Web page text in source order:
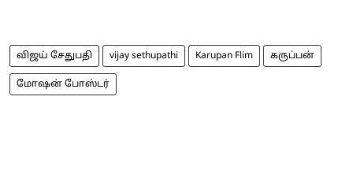
விஜய் சேதுபதி vijay sethupathi Karupan Flim கருப்பன்
மோஷன் போஸ்டர்